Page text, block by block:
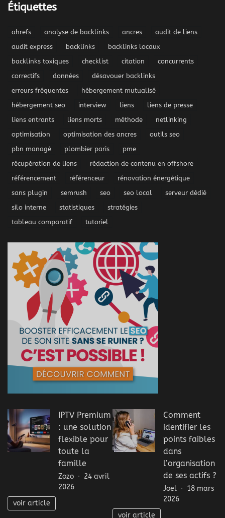
Étiquettes
ahrefs analyse de backlinks ancres
audit de liens
audit express
backlinks
backlinks locaux
backlinks toxiques
checklist citation
concurrents
correctifs
données
désavouer backlinks
erreurs fréquentes
hébergement mutualisé
hébergement seo
interview liens
liens de presse
liens entrants
liens morts méthode
netlinking
optimisation
optimisation des ancres
outils seo
pbn managé
plombier paris
pme
récupération de liens
rédaction de contenu en offshore
référencement
référenceur
rénovation énergétique
sans plugin
semrush seo seo local
serveur dédié
silo interne
statistiques
stratégies
tableau comparatif
tutoriel
IPTV Premium
: une solution
flexible pour
toute la
famille
Zozo
24 avril
2026
voir article
Comment
identifier les
points faibles
dans
l’organisation
de ses actifs ?
Joel
18 mars
2026
voir article